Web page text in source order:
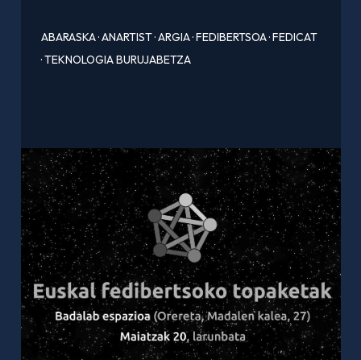
ABARASKA·ANARTIST·ARGIA·FEDIBERTSOA·FEDICAT
·TEKNOLOGIA BURUJABETZA